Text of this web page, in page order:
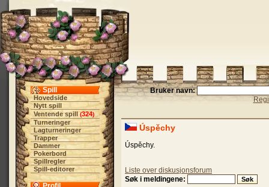
Spill
Hovedside
Nytt spill
Ventende spill (324)
Turneringer
Lagturneringer
Trapper
Dammer
Pokerbord
Spillregler
Spill-editorer
Bruker navn:
Úspěchy
Úspěchy.
Liste over diskusjonsforum
Søk i meldingene: